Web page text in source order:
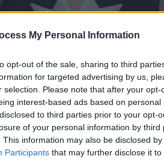
My Personal Information
opt-out of the sale, sharing to third
for targeted advertising by us,
selection. Please note that after your
interest-based ads based on
to third parties prior to your opt-
of your personal information by third
This information may also be disclosed
Participants that may further disclose it to
το ΕΘΝΟΣ στη Google